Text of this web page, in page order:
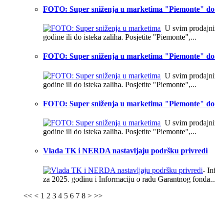
FOTO: Super sniženja u marketima "Piemonte" do
U svim
godine ili do isteka zaliha. Posjetite "Piemonte",...
FOTO: Super sniženja u marketima "Piemonte" do
U svim
godine ili do isteka zaliha. Posjetite "Piemonte",...
FOTO: Super sniženja u marketima "Piemonte" do
U svim
godine ili do isteka zaliha. Posjetite "Piemonte",...
Vlada TK i NERDA nastavljaju podršku privredi
-
za 2025. godinu i Informaciju o radu Garantnog fonda...
<< < 1 2 3 4 5 6 7 8 > >>